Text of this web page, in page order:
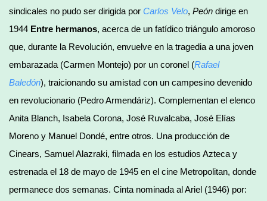
sindicales no pudo ser dirigida por Carlos Velo, Peón dirige en
1944 Entre hermanos, acerca de un fatídico triángulo amoroso
que, durante la Revolución, envuelve en la tragedia a una joven
embarazada (Carmen Montejo) por un coronel (Rafael
Baledón), traicionando su amistad con un campesino devenido
en revolucionario (Pedro Armendáriz). Complementan el elenco
Anita Blanch, Isabela Corona, José Ruvalcaba, José Elías
Moreno y Manuel Dondé, entre otros. Una producción de
Cinears, Samuel Alazraki, filmada en los estudios Azteca y
estrenada el 18 de mayo de 1945 en el cine Metropolitan, donde
permanece dos semanas. Cinta nominada al Ariel (1946) por: